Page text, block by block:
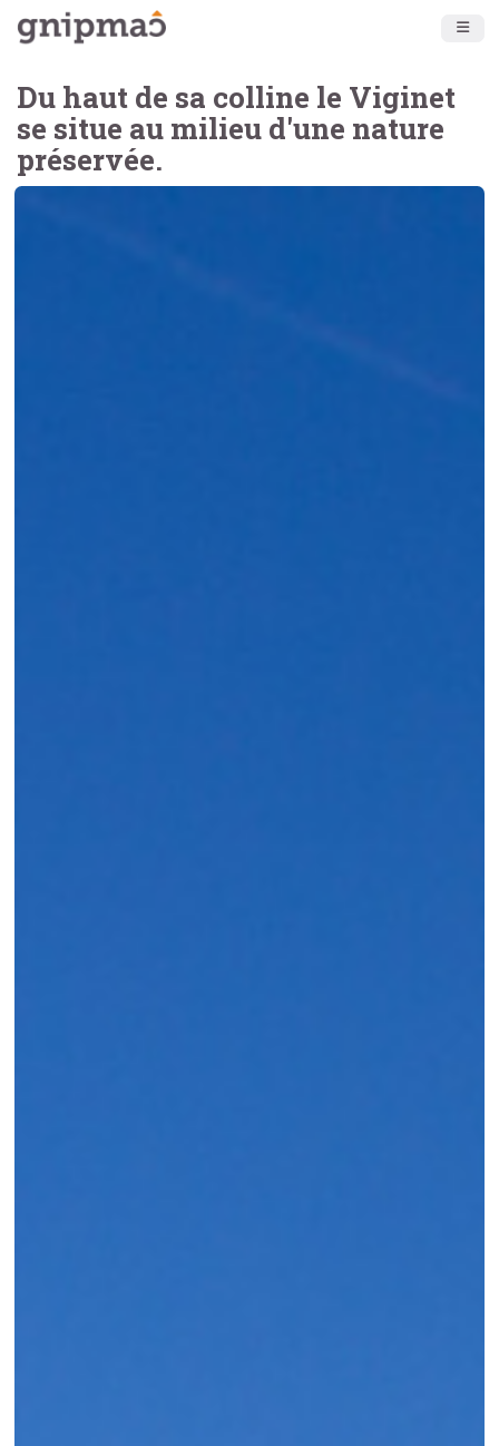
Du haut de sa colline le Viginet
se situe au milieu d'une nature
préservée.